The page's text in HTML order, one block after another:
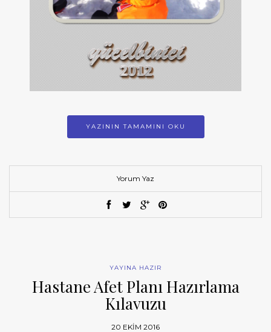
YAZININ TAMAMINI OKU
Yorum Yaz
YAYINA HAZIR
Hastane Afet Planı Hazırlama
Kılavuzu
20 EKIM 2016